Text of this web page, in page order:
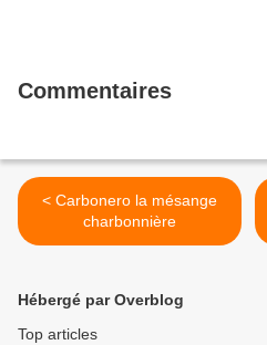
Commentaires
< Carbonero la mésange
charbonnière
Hébergé par Overblog
Top articles